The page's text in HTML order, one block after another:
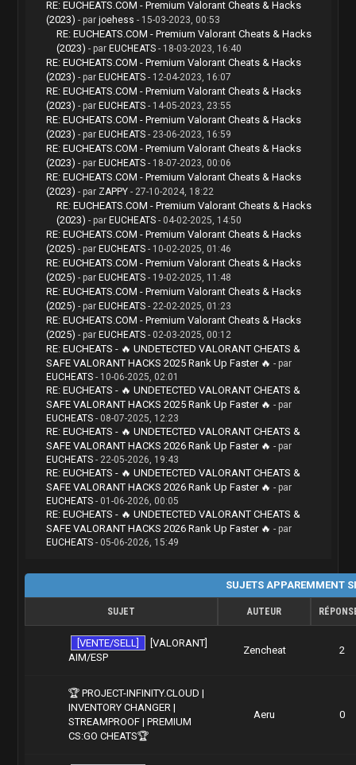
RE: EUCHEATS.COM - Premium Valorant Cheats & Hacks
(2023) - par joehess - 15-03-2023, 00:53
RE: EUCHEATS.COM - Premium Valorant Cheats & Hacks
(2023) - par EUCHEATS- 18-03-2023, 16:40
RE: EUCHEATS.COM - Premium Valorant Cheats & Hacks
(2023) - par EUCHEATS- 12-04-2023, 16:07
RE: EUCHEATS.COM - Premium Valorant Cheats & Hacks
(2023) - par EUCHEATS- 14-05-2023, 23:55
RE: EUCHEATS.COM - Premium Valorant Cheats & Hacks
(2023) - par EUCHEATS- 23-06-2023, 16:59
RE: EUCHEATS.COM - Premium Valorant Cheats & Hacks
(2023) - par EUCHEATS- 18-07-2023, 00:06
RE: EUCHEATS.COM - Premium Valorant Cheats & Hacks
(2023) - par ZAPPY- 27-10-2024, 18:22
RE: EUCHEATS.COM - Premium Valorant Cheats & Hacks
(2023) - par EUCHEATS- 04-02-2025, 14:50
RE: EUCHEATS.COM - Premium Valorant Cheats & Hacks
(2025) - par EUCHEATS- 10-02-2025, 01:46
RE: EUCHEATS.COM - Premium Valorant Cheats & Hacks
(2025) - par EUCHEATS- 19-02-2025, 11:48
RE: EUCHEATS.COM - Premium Valorant Cheats & Hacks
(2025) - par EUCHEATS- 22-02-2025, 01:23
RE: EUCHEATS.COM - Premium Valorant Cheats & Hacks
(2025) - par EUCHEATS- 02-03-2025, 00:12
RE: EUCHEATS - 🔥 UNDETECTED VALORANT CHEATS &
SAFE VALORANT HACKS 2025 Rank Up Faster 🔥 - par
EUCHEATS- 10-06-2025, 02:01
RE: EUCHEATS - 🔥 UNDETECTED VALORANT CHEATS &
SAFE VALORANT HACKS 2025 Rank Up Faster 🔥 - par
EUCHEATS- 08-07-2025, 12:23
RE: EUCHEATS - 🔥 UNDETECTED VALORANT CHEATS &
SAFE VALORANT HACKS 2026 Rank Up Faster 🔥 - par
EUCHEATS- 22-05-2026, 19:43
RE: EUCHEATS - 🔥 UNDETECTED VALORANT CHEATS &
SAFE VALORANT HACKS 2026 Rank Up Faster 🔥 - par
EUCHEATS- 01-06-2026, 00:05
RE: EUCHEATS - 🔥 UNDETECTED VALORANT CHEATS &
SAFE VALORANT HACKS 2026 Rank Up Faster 🔥 - par
EUCHEATS- 05-06-2026, 15:49
SUJETS APPAREMMENT
SUJET AUTEUR
[VENTE/SELL]
[VALORANT]
AIM/ESP
Zencheat 2
🏆 PROJECT-INFINITY.CLOUD |
INVENTORY CHANGER |
STREAMPROOF | PREMIUM
CS:GO CHEATS🏆
Aeru 0